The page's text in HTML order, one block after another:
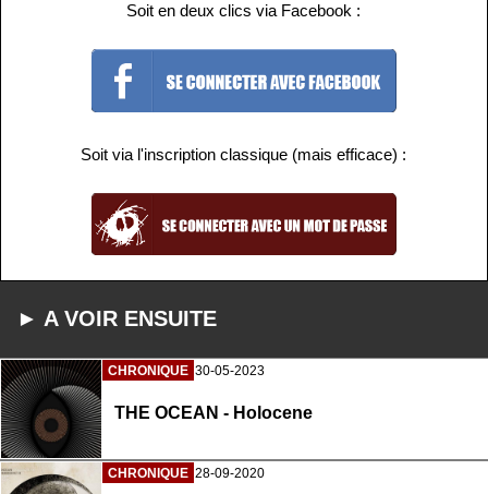
Soit en deux clics via Facebook :
Soit via l'inscription classique (mais efficace) :
► A VOIR ENSUITE
CHRONIQUE 30-05-2023
THE OCEAN - Holocene
CHRONIQUE 28-09-2020